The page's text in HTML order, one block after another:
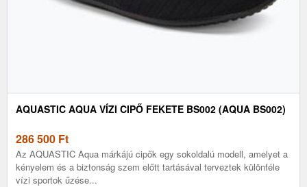
AQUASTIC AQUA VÍZI CIPŐ FEKETE BS002 (AQUA BS002)
286 500 Ft
Az AQUASTIC Aqua márkájú cipők egy sokoldalú modell, amelyet a
kényelem és a biztonság szem előtt tartásával terveztek különféle
vízi sportok űzése...